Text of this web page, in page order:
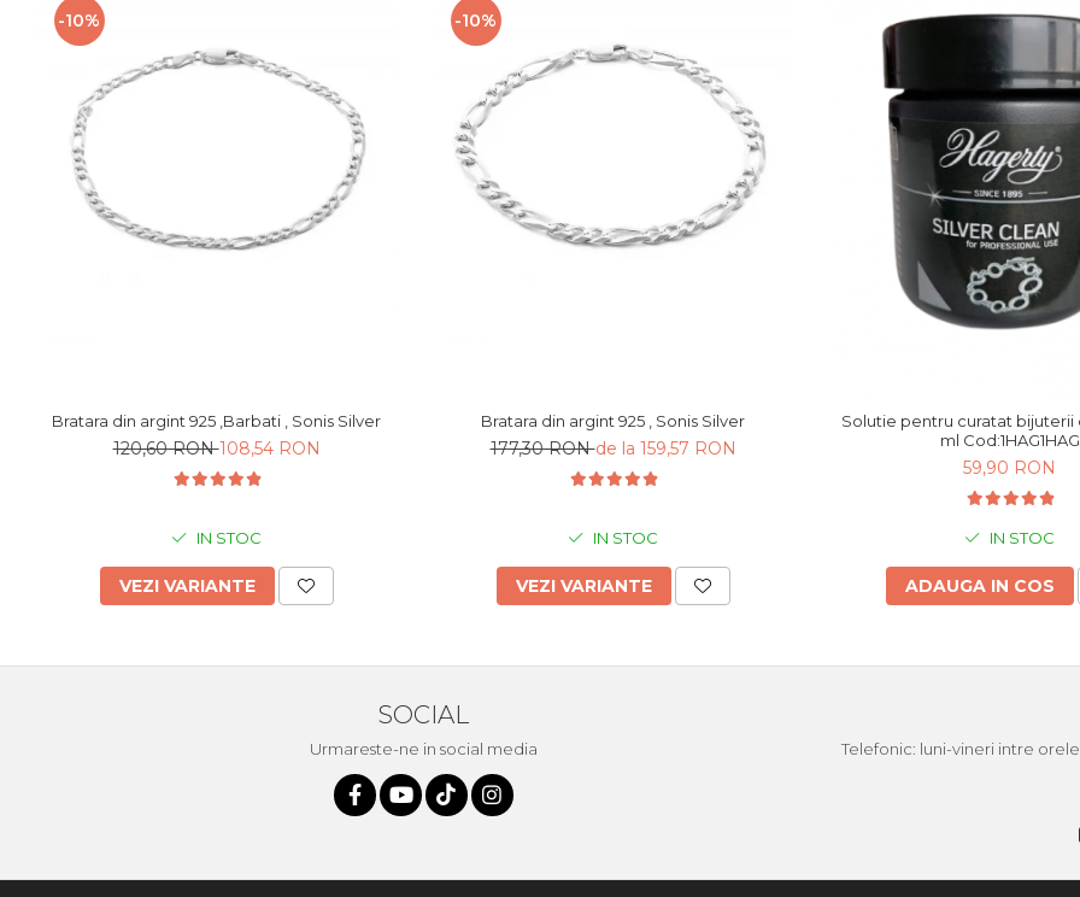
-10%
Bratara din argint 925 ,Barbati , Sonis Silver
120,60 RON108,54 RON
IN STOC
VEZI VARIANTE
-10%
Bratara din argint 925 , Sonis Silver
177,30 RONde la 159,57 RON
IN STOC
VEZI VARIANTE
Solutie pentru curatat bijuterii
ml Cod:1HAG1HAG
59,90 RON
IN STOC
ADAUGA IN COS
SOCIAL
Urmareste-ne in social media Telefonic: luni-vineri intre